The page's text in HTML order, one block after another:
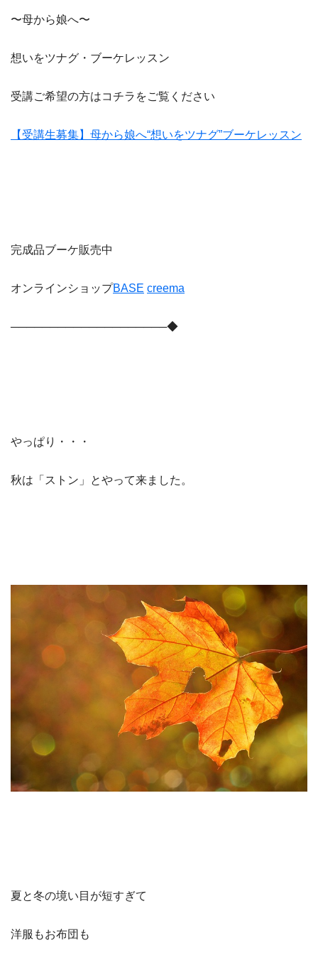
〜母から娘へ〜
想いをツナグ・ブーケレッスン
受講ご希望の方はコチラをご覧ください
【受講生募集】母から娘へ“想いをツナグ”ブーケレッスン
完成品ブーケ販売中
オンラインショップBASE creema
────────────────────◆
やっぱり・・・
秋は「ストン」とやって来ました。
夏と冬の境い目が短すぎて
洋服もお布団も